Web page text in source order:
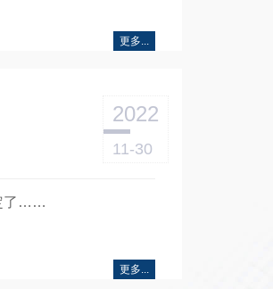
更多...
2022
11-30
了……
更多...